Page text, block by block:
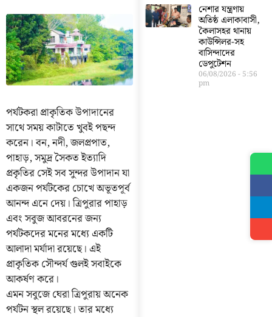
পর্যটকরা প্রাকৃতিক উপাদানের
সাথে সময় কাটাতে খুবই পছন্দ
করেন। বন, নদী, জলপ্রপাত,
পাহাড়, সমুদ্র সৈকত ইত্যাদি
প্রকৃতির সেই সব সুন্দর উপাদান যা
একজন পর্যটকের চোখে অভূতপূর্ব
আনন্দ এনে দেয়। ত্রিপুরার পাহাড়
এবং সবুজ আবরনের জন্য
পর্যটকদের মনের মধ্যে একটি
আলাদা মর্যাদা রয়েছে। এই
প্রাকৃতিক সৌন্দর্য গুলই সবাইকে
আকর্ষণ করে।
এমন সবুজে ঘেরা ত্রিপুরায় অনেক
পর্যটন স্থল রয়েছে। তার মধ্যে
নেশার যন্ত্রণায়
অতিষ্ঠ এলাকাবাসী,
কৈলাসহর থানায়
কাউন্সিলর-সহ
বাসিন্দাদের
ডেপুটেশন
06/08/2026 5:56
pm